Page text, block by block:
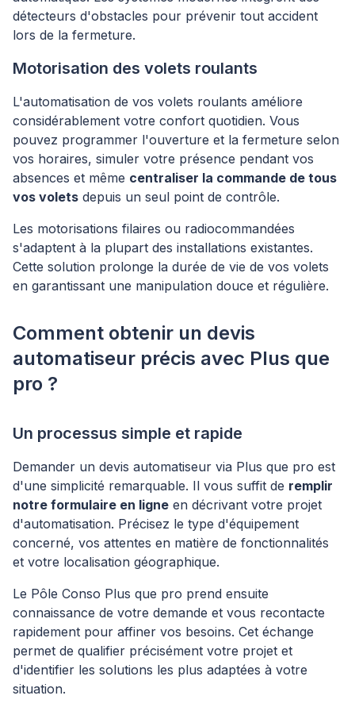
détecteurs d'obstacles pour prévenir tout accident
lors de la fermeture.
Motorisation des volets roulants
L'automatisation de vos volets roulants améliore
considérablement votre confort quotidien. Vous
pouvez programmer l'ouverture et la fermeture selon
vos horaires, simuler votre présence pendant vos
absences et même centraliser la commande de tous
vos volets depuis un seul point de contrôle.
Les motorisations filaires ou radiocommandées
s'adaptent à la plupart des installations existantes.
Cette solution prolonge la durée de vie de vos volets
en garantissant une manipulation douce et régulière.
Comment obtenir un devis
automatiseur précis avec Plus que
pro ?
Un processus simple et rapide
Demander un devis automatiseur via Plus que pro est
d'une simplicité remarquable. Il vous suffit de remplir
notre formulaire en ligne en décrivant votre projet
d'automatisation. Précisez le type d'équipement
concerné, vos attentes en matière de fonctionnalités
et votre localisation géographique.
Le Pôle Conso Plus que pro prend ensuite
connaissance de votre demande et vous recontacte
rapidement pour affiner vos besoins. Cet échange
permet de qualifier précisément votre projet et
d'identifier les solutions les plus adaptées à votre
situation.